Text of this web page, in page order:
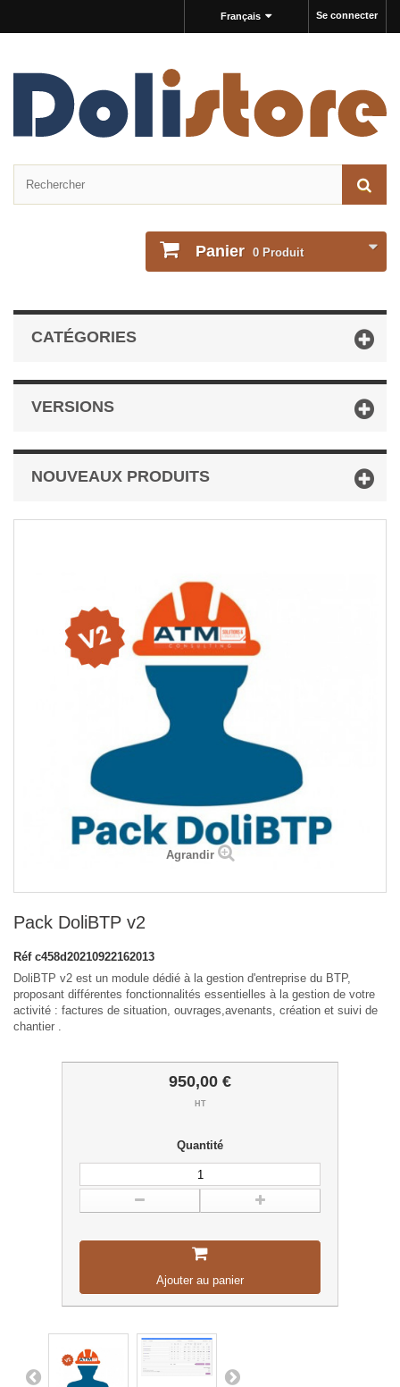
Se connecter
Français
Panier 0 Produit
CATÉGORIES
VERSIONS
NOUVEAUX PRODUITS
Agrandir
Pack DoliBTP v2
Réf c458d20210922162013
DoliBTP v2 est un module dédié à la gestion d'entreprise du BTP,
proposant différentes fonctionnalités essentielles à la gestion de votre
activité : factures de situation, ouvrages,avenants, création et suivi de
chantier .
950,00 €
HT
Quantité
Ajouter au panier